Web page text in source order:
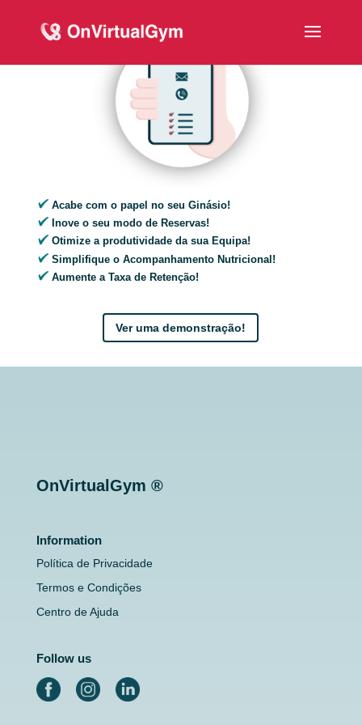
Acabe com o papel no seu Ginásio!
Inove o seu modo de Reservas!
Otimize a produtividade da sua Equipa!
Simplifique o Acompanhamento Nutricional!
Aumente a Taxa de Retenção!
Ver uma demonstração!
OnVirtualGym ®
Information
Política de Privacidade
Termos e Condições
Centro de Ajuda
Follow us